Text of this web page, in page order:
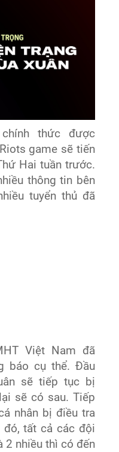
thức được
game sẽ tiến
Hai tuần trước.
thông tin bên
tuyển thủ đã
Việt Nam đã
báo cụ thể. Đầu
sẽ tiếp tục bị
sẽ có sau. Tiếp
nhân bị điều tra
đó, tất cả các đội
2 nhiều thì có đến